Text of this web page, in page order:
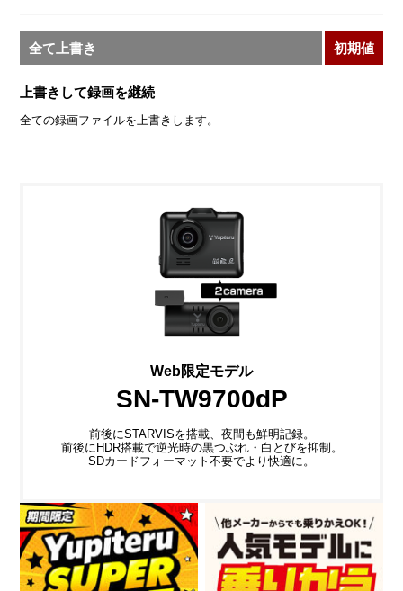
全て上書き 初期値
上書きして録画を継続
全ての録画ファイルを上書きします。
Web限定モデル
SN-TW9700dP
前後にSTARVISを搭載、夜間も鮮明記録。
前後にHDR搭載で逆光時の黒つぶれ・白とびを抑制。
SDカードフォーマット不要でより快適に。